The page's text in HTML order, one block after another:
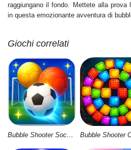
raggiungano il fondo. Mettete alla
in questa emozionante avventura di
Giochi correlati
Bubble Shooter Soccer 2